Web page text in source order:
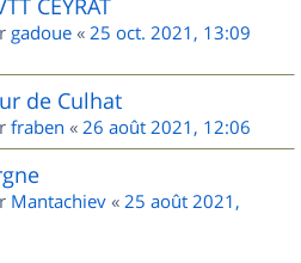
CEYRAT
gadoue « 25 oct. 2021, 13:09
de Culhat
fraben « 26 août 2021, 12:06
Mantachiev « 25 août 2021,